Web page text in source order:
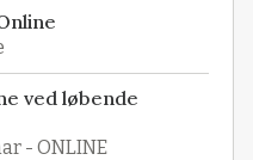
ved løbende
- ONLINE